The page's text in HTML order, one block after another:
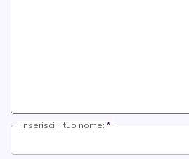
Inserisci il tuo nome: